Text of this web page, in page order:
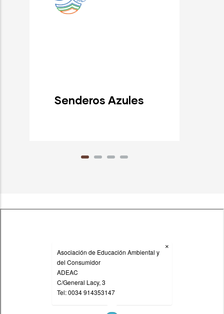
Senderos Azules